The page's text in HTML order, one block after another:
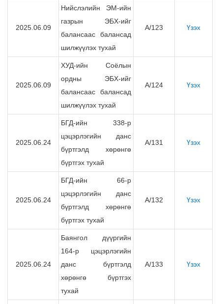
2025.06.09
Нийслэлийн ЭМ-ийн
газрын ЭБХ-ийг
балансаас балансад
шилжүүлэх тухай
А/123 Үзэх
2025.06.09
ХУД-ийн Соёлын
ордны ЭБХ-ийг
балансаас балансад
шилжүүлэх тухай
А/124 Үзэх
2025.06.24
БГД-ийн 338-р
цэцэрлэгийн данс
бүртгэлд хөрөнгө
бүртгэх тухай
А/131 Үзэх
2025.06.24
БГД-ийн 66-р
цэцэрлэгийн данс
бүртгэлд хөрөнгө
бүртгэх тухай
А/132 Үзэх
2025.06.24
Баянгол дүүргийн
164-р цэцэрлэгийн
данс бүртгэлд
хөрөнгө бүртгэх
тухай
А/133 Үзэх